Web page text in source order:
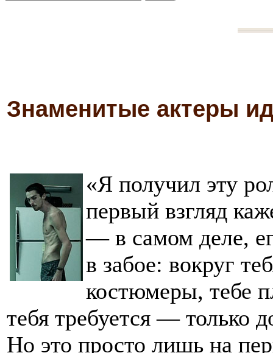
Знаменитые актеры
«Я получил эту
первый взгляд
— в самом деле,
в забое: вокруг
костюмеры, тебе
тебя требуется — только
Но это просто лишь на